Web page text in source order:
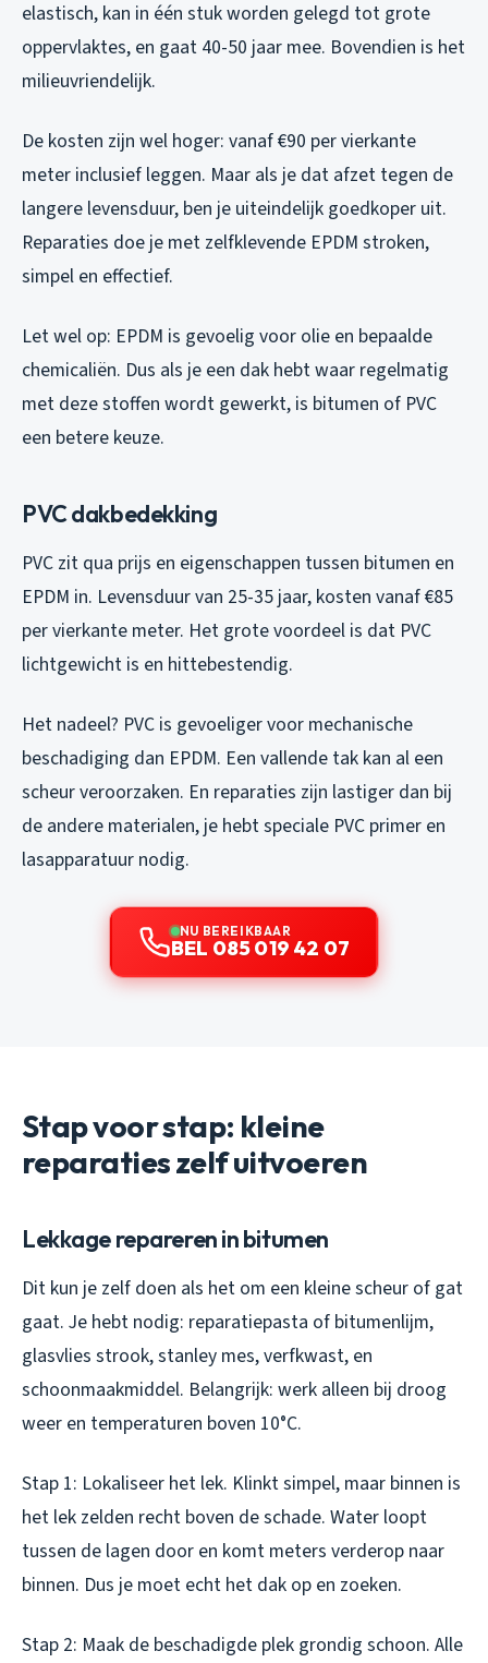
elastisch, kan in één stuk worden gelegd tot grote
oppervlaktes, en gaat 40-50 jaar mee. Bovendien is het
milieuvriendelijk.
De kosten zijn wel hoger: vanaf €90 per vierkante
meter inclusief leggen. Maar als je dat afzet tegen de
langere levensduur, ben je uiteindelijk goedkoper uit.
Reparaties doe je met zelfklevende EPDM stroken,
simpel en effectief.
Let wel op: EPDM is gevoelig voor olie en bepaalde
chemicaliën. Dus als je een dak hebt waar regelmatig
met deze stoffen wordt gewerkt, is bitumen of PVC
een betere keuze.
PVC dakbedekking
PVC zit qua prijs en eigenschappen tussen bitumen en
EPDM in. Levensduur van 25-35 jaar, kosten vanaf €85
per vierkante meter. Het grote voordeel is dat PVC
lichtgewicht is en hittebestendig.
Het nadeel? PVC is gevoeliger voor mechanische
beschadiging dan EPDM. Een vallende tak kan al een
scheur veroorzaken. En reparaties zijn lastiger dan bij
de andere materialen, je hebt speciale PVC primer en
lasapparatuur nodig.
NU BEREIKBAAR
BEL 085 019 42 07
Stap voor stap: kleine
reparaties zelf uitvoeren
Lekkage repareren in bitumen
Dit kun je zelf doen als het om een kleine scheur of gat
gaat. Je hebt nodig: reparatiepasta of bitumenlijm,
glasvlies strook, stanley mes, verfkwast, en
schoonmaakmiddel. Belangrijk: werk alleen bij droog
weer en temperaturen boven 10°C.
Stap 1: Lokaliseer het lek. Klinkt simpel, maar binnen is
het lek zelden recht boven de schade. Water loopt
tussen de lagen door en komt meters verderop naar
binnen. Dus je moet echt het dak op en zoeken.
Stap 2: Maak de beschadigde plek grondig schoon. Alle